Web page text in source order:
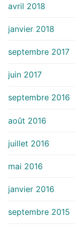
avril 2018
janvier 2018
septembre 2017
juin 2017
septembre 2016
août 2016
juillet 2016
mai 2016
janvier 2016
septembre 2015